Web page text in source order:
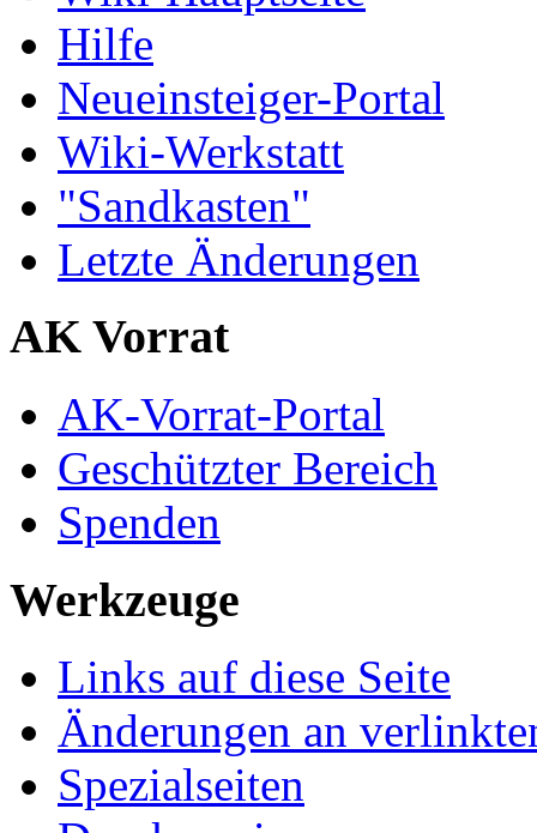
Hilfe
Neueinsteiger-Portal
Wiki-Werkstatt
"Sandkasten"
Letzte Änderungen
AK Vorrat
AK-Vorrat-Portal
Geschützter Bereich
Spenden
Werkzeuge
Links auf diese Seite
Änderungen an
Spezialseiten